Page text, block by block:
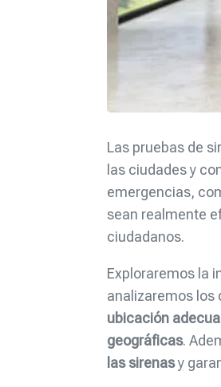
Las pruebas de
las ciudades y
emergencias,
sean realmente
ciudadanos.
Exploraremos la
analizaremos los
ubicación
geográficas.
las sirenasy